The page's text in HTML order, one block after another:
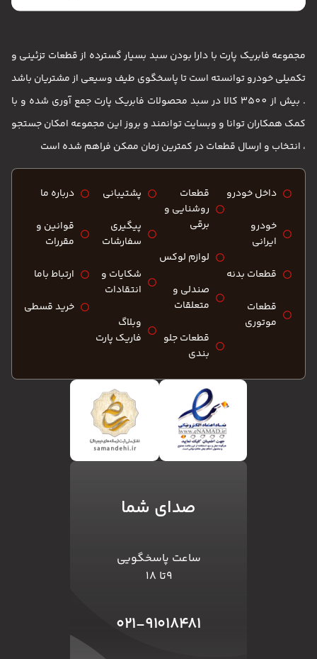
مجموعه فابریک پارت با دارا بودن سبد بسیار گسترده از قطعات تزئینی و
تکمیلی خودرو توانسته است تا پاسخگوی طیف وسیعی از مشتریان باشد
. بیش از 3500 کالا در سبد محصولات فابریک پارت جمع آوری شده و با
کمک همکاران توانا و وبسایت توانمند و بروز این مجموعه امکان جستجو
، انتخاب و ارسال قطعات در کمترین زمان ممکن فراهم شده است
داخل خودرو
خودرو
ایرانی
قطعات بدنه
قطعات
موتوری
قطعات
روشنایی و
برقی
لوازم لوکس
صندلی و
متعلقات
قطعات جلو
بندی
پشتیبانی
پیگیری
سفارشات
شکایات و
انتقادات
وبلاگ
فاریک پارت
درباره ما
قوانین و
مقررات
ارتباط باما
خرید قسطی
صدای شما
ساعت پاسخگویی
۹تا ۱۸
۰۲۱-۹۱۰۱۸۴۸۱